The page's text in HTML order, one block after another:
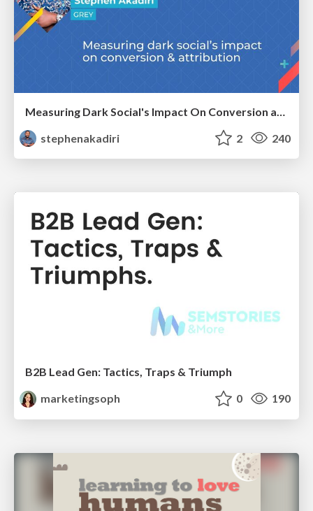
stephenakadiri
2 240
B2B Lead Gen: Tactics, Traps & Triumph
marketingsoph
0 190